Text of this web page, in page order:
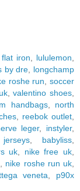
iron lululemon
by dre
longchamp
roshe run ,soccer
,valentino shoes
handbags, north
, reebok outlet
leger, instyler,
babyliss
uk nike free uk
nike roshe run uk
veneta
p90x